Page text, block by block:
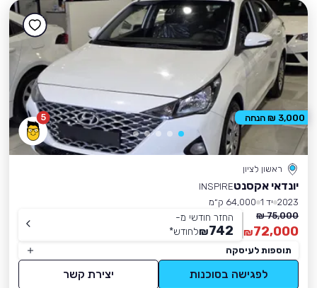
5
ראשון לציון
יונדאי אקסנטINSPIRE
2023 יד 1
64,000 ק״מ
75,000 ₪
72,000
₪
החזר חודשי מ-
742
₪לחודש*
תוספות לעיסקה
לפגישה בסוכנות יצירת קשר
3,000 ₪ הנחה